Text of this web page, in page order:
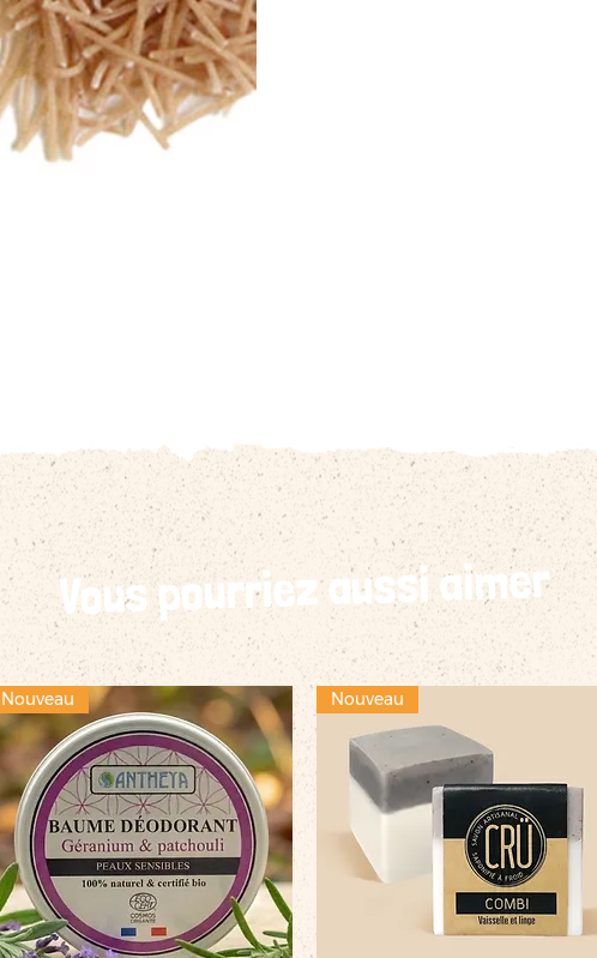
Vous pourriez aussi aimer
Nouveau Nouveau